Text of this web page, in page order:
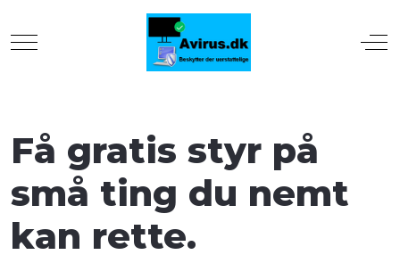
Mobile Menu Toggle
Få gratis styr på
små ting du nemt
kan rette.